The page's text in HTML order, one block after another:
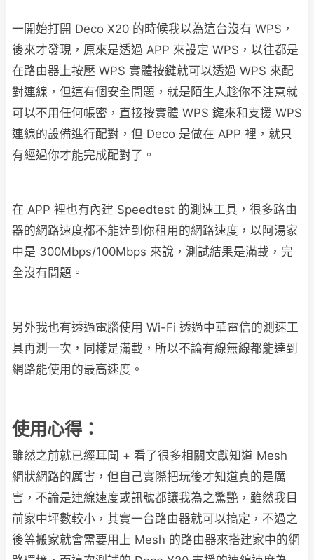
一開始打開 Deco X20 的時候我以為這台沒有 WPS，
後來才發現，原來是透過 APP 來設定 WPS，以往都是
在路由器上按壓 WPS 實體按鍵就可以透過 WPS 來配
對連線，但這有個安全問題，就是陌生人趁你不注意就
可以不用任何帳密，直接按實體 WPS 鍵來和支援 WPS
連線的設備進行配對，但 Deco 是做在 APP 裡，就只
有經過你才能完成配對了。
在 APP 裡也有內建 Speedtest 的測速工具，很多路由
器的網路速度都不能達到你租用的網路速度，以阿湯家
中是 300Mbps/100Mbps 來說，測試結果是滿載，完
全沒有問題。
另外我也有透過電腦使用 Wi-Fi 透過中華電信的測速工
具再測一次，同樣是滿載，所以不論有線無線都能達到
網路能使用的最高速度。
使用心得：
雖然之前就已經耳聞 + 看了很多相關文獻知道 Mesh
網狀網路的厲害，但自己實際把玩後才知道真的是厲
害，不論是連線速度或訊號都讓我為之驚艷，雖然我目
前家中坪數較小，其實一台路由器就可以搞定，不過之
後等搬家就會需要用上 Mesh 的路由器來搭建家中的網